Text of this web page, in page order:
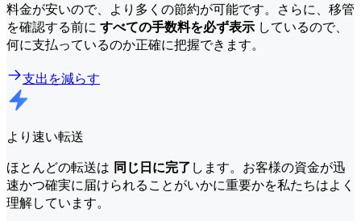
料金が安いので、より多くの節約が可能です。さらに、移管
を確認する前に すべての手数料を必ず表示 しているので、
何に支払っているのか正確に把握できます。
支出を減らす
より速い転送
ほとんどの転送は 同じ日に完了 します。お客様の資金が迅
速かつ確実に届けられることがいかに重要かを私たちはよく
理解しています。